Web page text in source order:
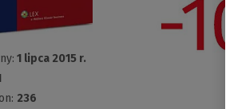
1 lipca 2015 r.
236